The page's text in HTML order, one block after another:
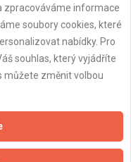
zpracováváme informace
soubory cookies, které
nabídky. Pro
souhlas, který vyjádříte
můžete změnit volbou